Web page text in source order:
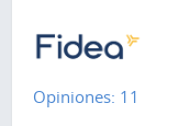
Opiniones: 11